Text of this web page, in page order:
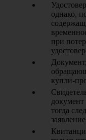
однако,
при
купли-
документ
тогда